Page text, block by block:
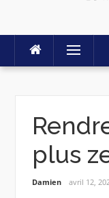
Menu
plus
Damien avril 12,